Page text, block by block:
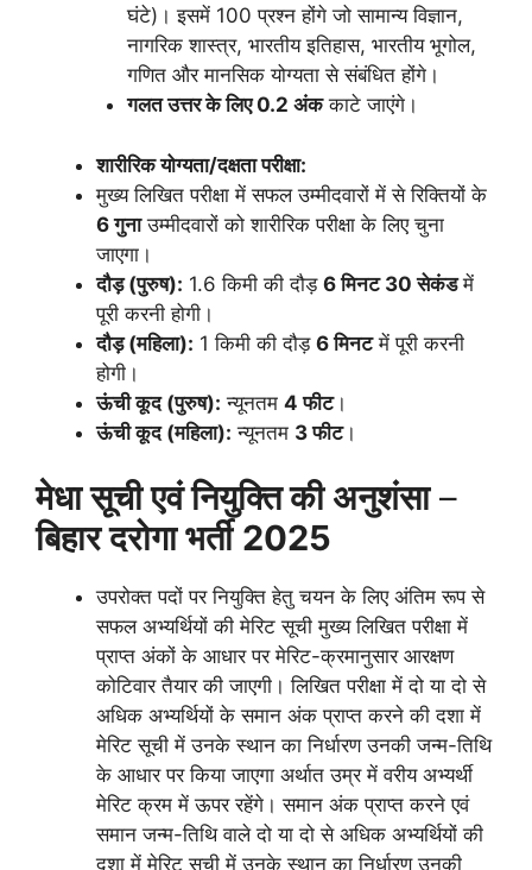
घंटे)। इसमें 100 प्रश्न होंगे जो सामान्य विज्ञान,
नागरिक शास्त्र, भारतीय इतिहास, भारतीय भूगोल,
गणित और मानसिक योग्यता से संबंधित होंगे।
गलत उत्तर के लिए 0.2 अंककाटे जाएंगे।
शारीरिक योग्यता/दक्षता परीक्षा:
मुख्य लिखित परीक्षा में सफल उम्मीदवारों में से रिक्तियों के
6 गुनाउम्मीदवारों को शारीरिक परीक्षा के लिए चुना
जाएगा।
दौड़ (पुरुष): 1.6 किमी की दौड़ 6 मिनट 30 सेकंडमें
पूरी करनी होगी।
दौड़ (महिला): 1 किमी की दौड़ 6 मिनटमें पूरी करनी
होगी।
ऊंची कूद (पुरुष): न्यूनतम 4 फीट।
ऊंची कूद (महिला): न्यूनतम 3 फीट।
मेधा सूची एवं नियुक्ति की अनुशंसा–
बिहार दरोगा भर्ती 2025
उपरोक्त पदों पर नियुक्ति हेतु चयन के लिए अंतिम रूप से
सफल अभ्यर्थियों की मेरिट सूची मुख्य लिखित परीक्षा में
प्राप्त अंकों के आधार पर मेरिट-क्रमानुसार आरक्षण
कोटिवार तैयार की जाएगी। लिखित परीक्षा में दो या दो से
अधिक अभ्यर्थियों के समान अंक प्राप्त करने की दशा में
मेरिट सूची में उनके स्थान का निर्धारण उनकी जन्म-तिथि
के आधार पर किया जाएगा अर्थात उम्र में वरीय अभ्यर्थी
मेरिट क्रम में ऊपर रहेंगे। समान अंक प्राप्त करने एवं
समान जन्म-तिथि वाले दो या दो से अधिक अभ्यर्थियों की
दशा में मेरिट सूची में उनके स्थान का निर्धारण उनकी